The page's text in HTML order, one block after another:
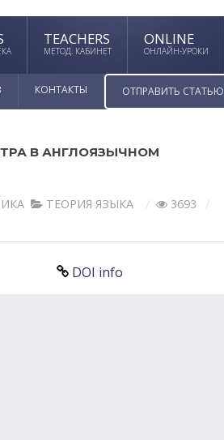
TEACHERS
МЕТОД. КАБИНЕТ
ONLINE
ОНЛАЙН-УРОКИ
КОНТАКТЫ ОТПРАВИТЬ СТАТЬЮ
В АНГЛОЯЗЫЧНОМ
ТЕОРИЯ ЯЗЫКА 3693
DOI info